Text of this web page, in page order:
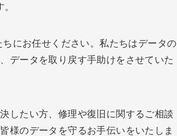
にお任せください。私たちはデータの
データを取り戻す手助けをさせていた
したい方、修理や復旧に関するご相談
様のデータを守るお手伝いをいたしま